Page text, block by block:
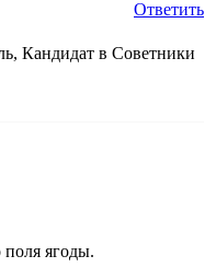
Ответить
Кандидат в Советники
поля ягоды.